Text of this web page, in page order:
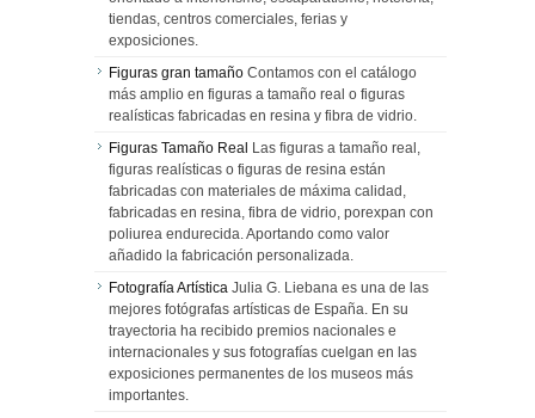
tiendas, centros comerciales, ferias y
exposiciones.
Figuras gran tamaño Contamos con el catálogo
más amplio en figuras a tamaño real o figuras
realísticas fabricadas en resina y fibra de vidrio.
Figuras Tamaño Real Las figuras a tamaño real,
figuras realísticas o figuras de resina están
fabricadas con materiales de máxima calidad,
fabricadas en resina, fibra de vidrio, porexpan con
poliurea endurecida. Aportando como valor
añadido la fabricación personalizada.
Fotografía Artística Julia G. Liebana es una de las
mejores fotógrafas artísticas de España. En su
trayectoria ha recibido premios nacionales e
internacionales y sus fotografías cuelgan en las
exposiciones permanentes de los museos más
importantes.